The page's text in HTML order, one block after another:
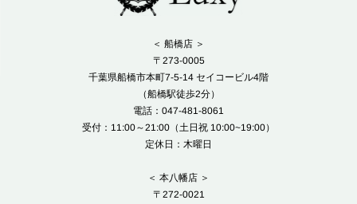
＜ 船橋店 ＞
〒273-0005
千葉県船橋市本町7-5-14 セイコービル4階
（船橋駅徒歩2分）
電話：047-481-8061
受付：11:00～21:00（土日祝 10:00~19:00）
定休日：木曜日
＜ 本八幡店 ＞
〒272-0021